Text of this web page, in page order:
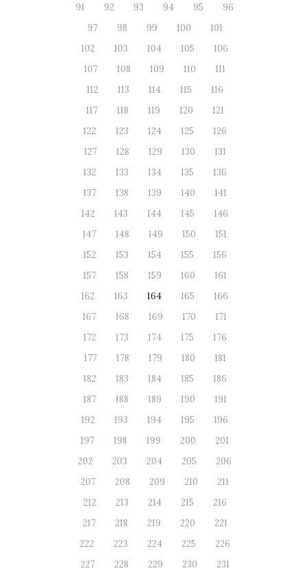
91
92 93 94 95
96
97
98 99 100
101
102
103 104 105
106
107
108 109 110
111
112
113 114 115
116
117
118 119 120
121
122
123 124 125
126
127
128 129 130
131
132
133 134 135
136
137
138 139 140
141
142
143 144 145
146
147
148 149 150
151
152
153 154 155
156
157
158 159 160
161
162
163 164 165
166
167
168 169 170
171
172
173 174 175
176
177
178 179 180
181
182
183 184 185
186
187
188 189 190
191
192
193 194 195
196
197
198 199 200
201
202
203 204 205
206
207
208 209 210
211
212
213 214 215
216
217
218 219 220
221
222
223 224 225
226
227
228 229 230
231